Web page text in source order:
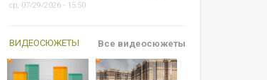
ср, 07/29/2026 - 15:50
ВИДЕОСЮЖЕТЫ Все видеосюжеты